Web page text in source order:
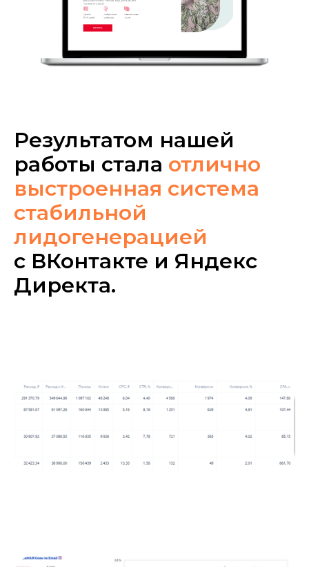
Результатом нашей
работы стала отлично
выстроенная система
стабильной
лидогенерацией
с ВКонтакте и Яндекс
Директа.